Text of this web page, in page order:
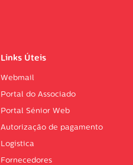
Links Úteis
Webmail
Portal do Associado
Portal Sénior Web
Autorização de pagamento
Logística
Fornecedores